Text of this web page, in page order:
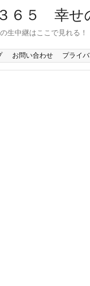
６５ 幸
生中継はここで見れる！
お問い合わせ プライ